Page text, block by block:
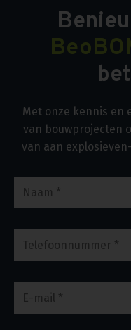
Met onze kennis en
van bouwprojecten
van aan